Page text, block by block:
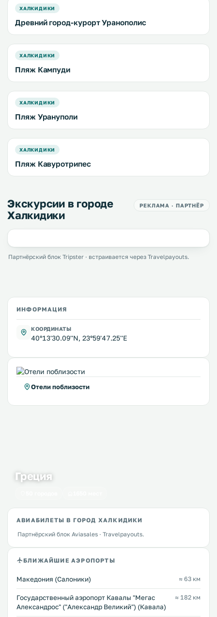
ХАЛКИДИКИ
Древний город-курорт Уранополис
ХАЛКИДИКИ
Пляж Кампуди
ХАЛКИДИКИ
Пляж Урануполи
ХАЛКИДИКИ
Пляж Кавуротрипес
Экскурсии в городе
Халкидики
РЕКЛАМА · ПАРТНЁР
Партнёрский блок Tripster · встраивается через Travelpayouts.
ИНФОРМАЦИЯ
КООРДИНАТЫ
40°13'30.09''N, 23°59'47.25''E
Отели поблизости
Греция
АВИАБИЛЕТЫ В ГОРОД ХАЛКИДИКИ
Партнёрский блок Aviasales · Travelpayouts.
БЛИЖАЙШИЕ АЭРОПОРТЫ
Македония (Салоники) ≈ 63 км
Государственный аэропорт Кавалы "Мегас
Александрос" ("Александр Великий") (Кавала)
≈ 182 км